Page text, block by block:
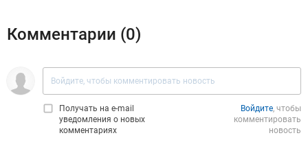
Комментарии (0)
Получать на e‑mail
уведомления о новых
комментариях
Войдите, чтобы
комментировать
новость